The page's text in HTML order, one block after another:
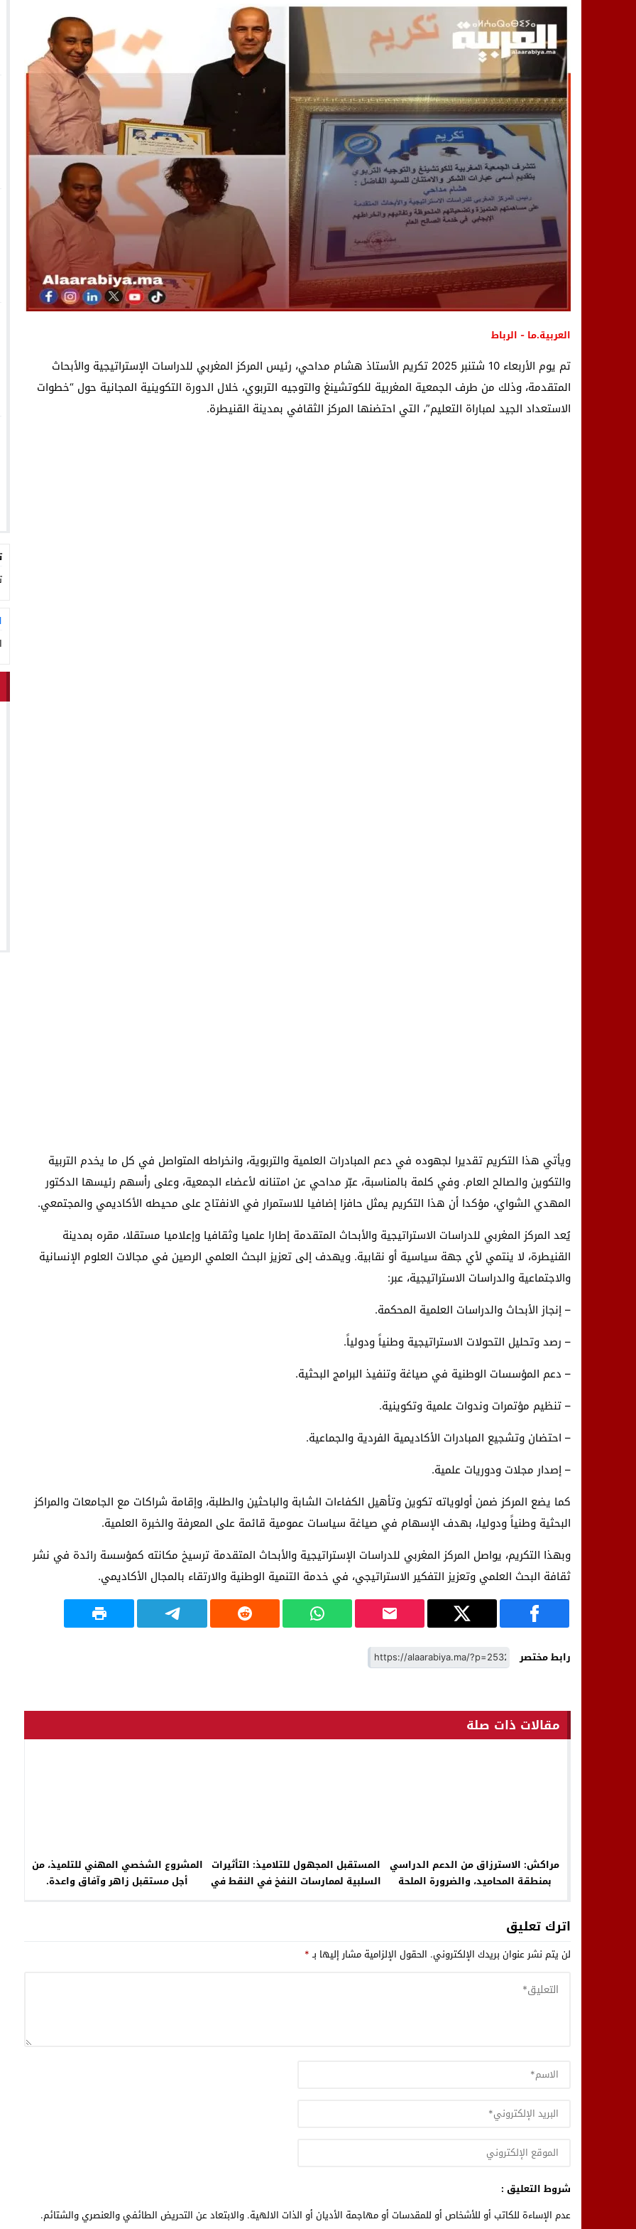
14:25
“العربية.ما” تنشر أخبار تيفلت وأصداء الأحداث فيها بصيغة أخرى
الجيش الملكي ينتفض ضد تعيين “ندالا”
18:23 طاطا: “اعتداء” على حقوقي يشعل غضب الجمعيات وملف “ماء القصبة” يفجّر الأوضاع
13:35 عقول الغد تصنع المستقبل: مسابقة “Robot Innov” بمراكش تؤسس لجيل الابتكار والتكنولوجيا
العربية.ما - الرباط
تم يوم الأربعاء 10 شتنبر 2025 تكريم الأستاذ هشام مداحي، رئيس المركز المغربي للدراسات الإستراتيجية والأبحاث
المتقدمة، وذلك من طرف الجمعية المغربية للكوتشينغ والتوجيه التربوي، خلال الدورة التكوينية المجانية حول “خطوات
الاستعداد الجيد لمباراة التعليم”، التي احتضنها المركز الثقافي بمدينة القنيطرة.
ويأتي هذا التكريم تقديرا لجهوده في دعم المبادرات العلمية والتربوية، وانخراطه المتواصل في كل ما يخدم التربية
والتكوين والصالح العام. وفي كلمة بالمناسبة، عبّر مداحي عن امتنانه لأعضاء الجمعية، وعلى رأسهم رئيسها الدكتور
المهدي الشواي، مؤكدا أن هذا التكريم يمثل حافزا إضافيا للاستمرار في الانفتاح على محيطه الأكاديمي والمجتمعي.
يُعد المركز المغربي للدراسات الاستراتيجية والأبحاث المتقدمة إطارا علميا وثقافيا وإعلاميا مستقلا، مقره بمدينة
القنيطرة، لا ينتمي لأي جهة سياسية أو نقابية. ويهدف إلى تعزيز البحث العلمي الرصين في مجالات العلوم الإنسانية
والاجتماعية والدراسات الاستراتيجية، عبر:
– إنجاز الأبحاث والدراسات العلمية المحكمة.
– رصد وتحليل التحولات الاستراتيجية وطنياً ودولياً.
– دعم المؤسسات الوطنية في صياغة وتنفيذ البرامج البحثية.
– تنظيم مؤتمرات وندوات علمية وتكوينية.
– احتضان وتشجيع المبادرات الأكاديمية الفردية والجماعية.
– إصدار مجلات ودوريات علمية.
كما يضع المركز ضمن أولوياته تكوين وتأهيل الكفاءات الشابة والباحثين والطلبة، وإقامة شراكات مع الجامعات والمراكز
البحثية وطنياً ودوليا، بهدف الإسهام في صياغة سياسات عمومية قائمة على المعرفة والخبرة العلمية.
وبهذا التكريم، يواصل المركز المغربي للدراسات الإستراتيجية والأبحاث المتقدمة ترسيخ مكانته كمؤسسة رائدة في نشر
ثقافة البحث العلمي وتعزيز التفكير الاستراتيجي، في خدمة التنمية الوطنية والارتقاء بالمجال الأكاديمي.
رابط مختصر
مقالات ذات صلة
مراكش: الاسترزاق من الدعم الدراسي
بمنطقة المحاميد، والضرورة الملحة
المستقبل المجهول للتلاميذ: التأثيرات
السلبية لممارسات النفخ في النقط في
المشروع الشخصي المهني للتلميذ، من
أجل مستقبل زاهر وآفاق واعدة.
اترك تعليق
لن يتم نشر عنوان بريدك الإلكتروني. الحقول الإلزامية مشار إليها بـ*
شروط التعليق :
عدم الإساءة للكاتب أو للأشخاص أو للمقدسات أو مهاجمة الأديان أو الذات الالهية. والابتعاد عن التحريض الطائفي والعنصري والشتائم.